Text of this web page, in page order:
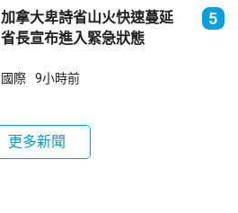
加拿大卑詩省山火快速蔓延
省長宣布進入緊急狀態
5
國際 9小時前
更多新聞